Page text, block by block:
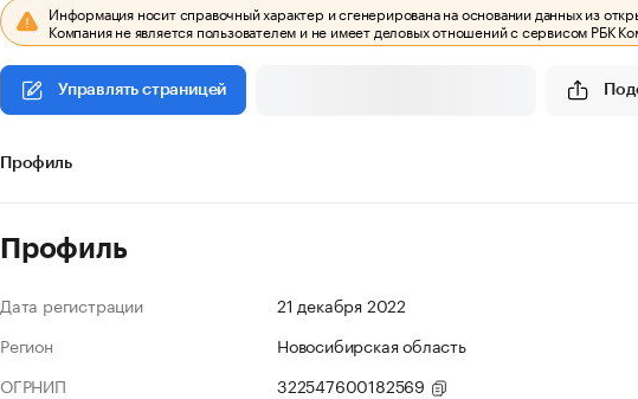
Информация носит справочный характер и сгенерирована на основании данных из
Компания не является пользователем и не имеет деловых отношений с сервисом РБК
Управлять страницей
Профиль
Профиль
Дата регистрации
21 декабря 2022
Регион
Новосибирская область
ОГРНИП
322547600182569